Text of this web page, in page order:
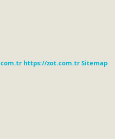
https://zot.com.trSitemap